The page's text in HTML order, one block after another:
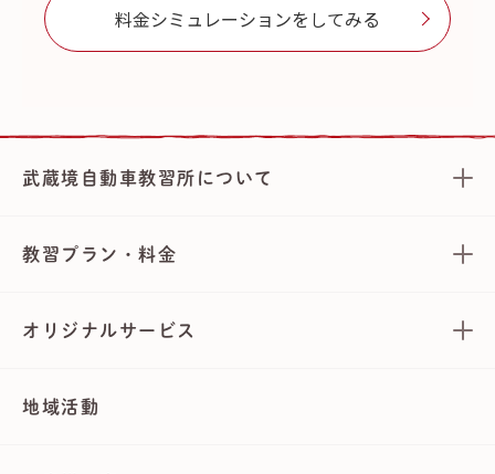
料金シミュレーションをしてみる
武蔵境自動車教習所について
教習プラン・料金
オリジナルサービス
地域活動